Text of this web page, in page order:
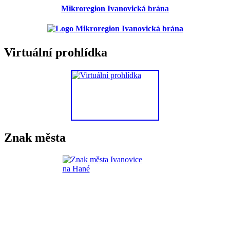
Mikroregion Ivanovická brána
Virtuální prohlídka
Znak města